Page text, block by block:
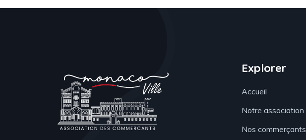
Explorer
Accueil
Notre association
Nos commerçants